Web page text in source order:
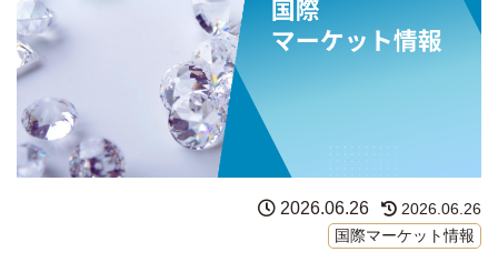
2026.06.26
2026.06.26
国際マーケット情報